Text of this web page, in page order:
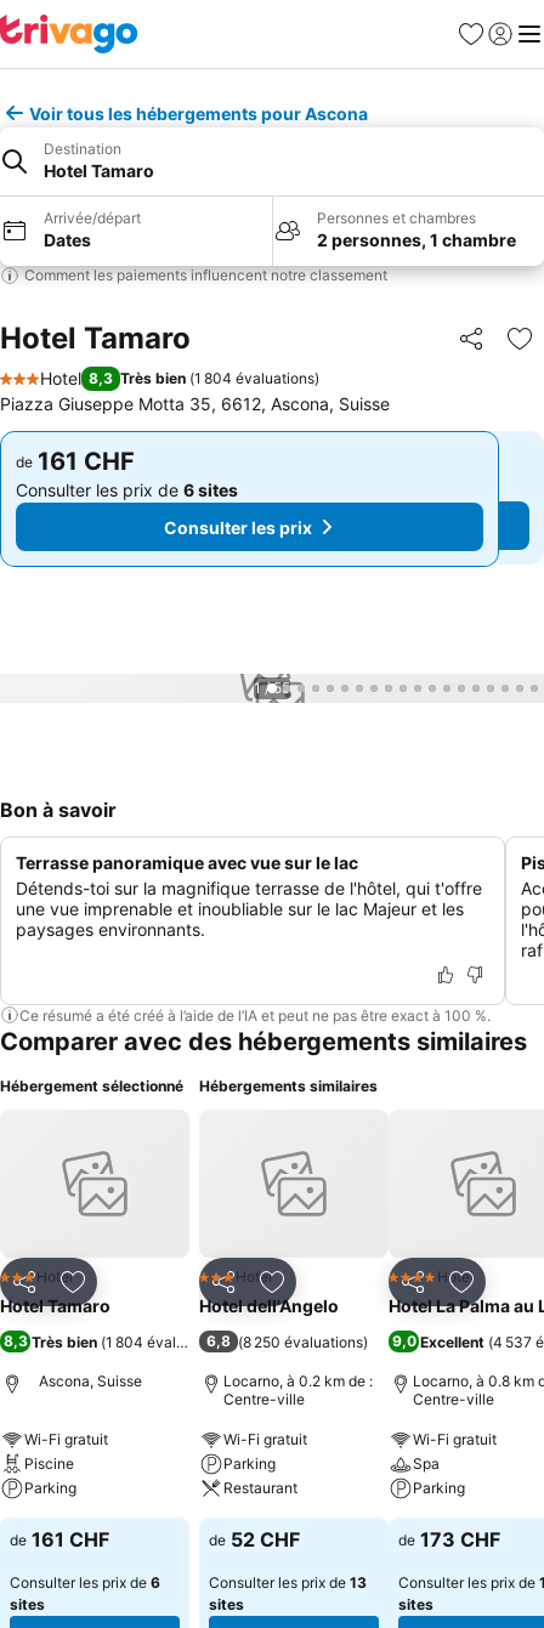
Favoris
Se
Voir tous les hébergements pour Ascona
Destination
Hotel Tamaro
Arrivée/départ
Dates
Personnes et chambres
2 personnes, 1 chambre
Comment les paiements influencent notre classement
Hotel Tamaro Partager
3 Étoiles
Hotel 8,3 Très bien (1 804 évaluations)
Piazza Giuseppe Motta 35, 6612, Ascona, Suisse
de 161 CHF
Consulter les prix de 6 sites
Consulter les prix
de 161 CHF
Consulter les prix de 6 sites
Consulter les prix
1 / 55
Bon à savoir
Terrasse panoramique avec vue sur le lac
Détends-toi sur la magnifique terrasse de l'hôtel, qui t'offre
une vue imprenable et inoubliable sur le lac Majeur et les
paysages environnants.
Ce résumé a été créé à l’aide de l’IA et peut ne pas être exact à 100 %.
Comparer avec des hébergements similaires
Hébergement sélectionné
PartagerAjouter à mes favoris
3 ÉtoilesHotel
Hotel Tamaro
8,3 Très bien (1 804 évaluations)
Ascona, Suisse
Wi-Fi gratuit
Piscine
Parking
de 161 CHF
Consulter les prix de 6
sites
Hébergements similaires
PartagerAjouter à mes favoris
3 ÉtoilesHotel
Hotel dell'Angelo
6,8 (8 250 évaluations)
Locarno, à 0.2 km de :
Centre-ville
Wi-Fi gratuit
Parking
Restaurant
de 52 CHF
Consulter les prix de 13
sites
PartagerAjouter
4 ÉtoilesHotel
Hotel La Palma au
9,0 Excellent (4 537
Locarno, à 0.8 km
Centre-ville
Wi-Fi gratuit
Spa
Parking
de 173 CHF
Consulter les prix de
sites